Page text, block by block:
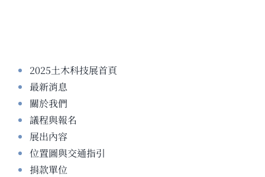
2025土木科技展首頁
最新消息
關於我們
議程與報名
展出內容
位置圖與交通指引
捐款單位